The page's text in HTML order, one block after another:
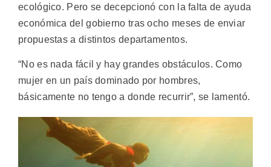
ecológico. Pero se decepcionó con la falta de ayuda
económica del gobierno tras ocho meses de enviar
propuestas a distintos departamentos.
“No es nada fácil y hay grandes obstáculos. Como
mujer en un país dominado por hombres,
básicamente no tengo a donde recurrir”, se lamentó.